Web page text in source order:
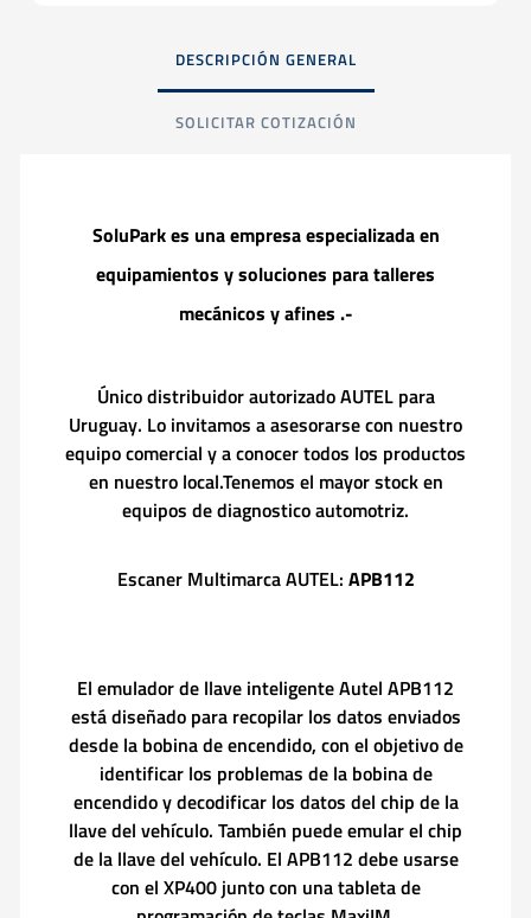
DESCRIPCIÓN GENERAL
SOLICITAR COTIZACIÓN
SoluPark es una empresa especializada en
equipamientos y soluciones para talleres
mecánicos y afines .-
Único distribuidor autorizado AUTEL para
Uruguay. Lo invitamos a asesorarse con nuestro
equipo comercial y a conocer todos los productos
en nuestro local.Tenemos el mayor stock en
equipos de diagnostico automotriz.
Escaner Multimarca AUTEL: APB112
El emulador de llave inteligente Autel APB112
está diseñado para recopilar los datos enviados
desde la bobina de encendido, con el objetivo de
identificar los problemas de la bobina de
encendido y decodificar los datos del chip de la
llave del vehículo. También puede emular el chip
de la llave del vehículo. El APB112 debe usarse
con el XP400 junto con una tableta de